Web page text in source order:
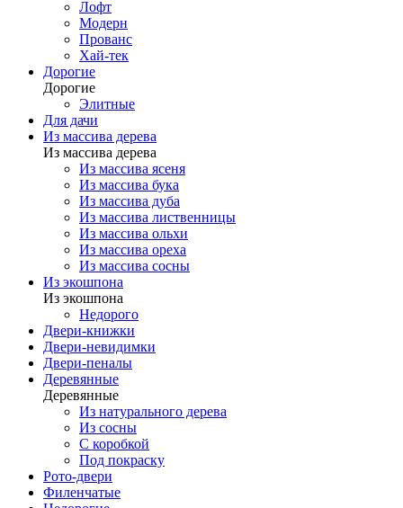
Лофт
Модерн
Прованс
Хай-тек
Дорогие
Дорогие
Элитные
Для дачи
Из массива дерева
Из массива дерева
Из массива ясеня
Из массива бука
Из массива дуба
Из массива лиственницы
Из массива ольхи
Из массива ореха
Из массива сосны
Из экошпона
Из экошпона
Недорого
Двери-книжки
Двери-невидимки
Двери-пеналы
Деревянные
Деревянные
Из натурального дерева
Из сосны
С коробкой
Под покраску
Рото-двери
Филенчатые